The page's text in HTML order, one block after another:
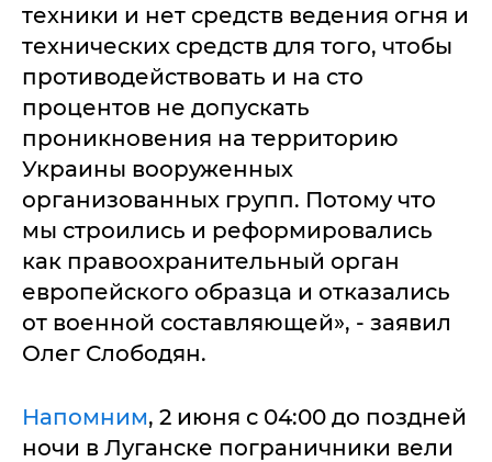
техники и нет средств ведения огня и
технических средств для того, чтобы
противодействовать и на сто
процентов не допускать
проникновения на территорию
Украины вооруженных
организованных групп. Потому что
мы строились и реформировались
как правоохранительный орган
европейского образца и отказались
от военной составляющей», - заявил
Олег Слободян.
Напомним, 2 июня с 04:00 до поздней
ночи в Луганске пограничники вели